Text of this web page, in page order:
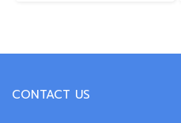
CONTACT US